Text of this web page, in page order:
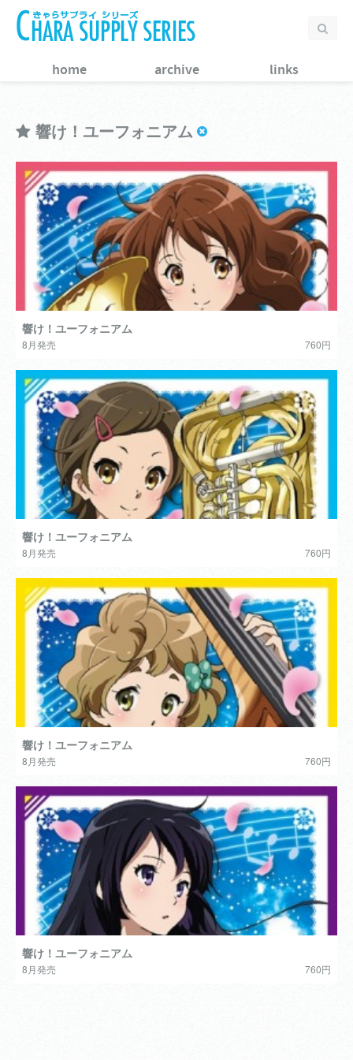
home archive links
響け！ユーフォニアム
響け！ユーフォニアム
8月発売 760円
響け！ユーフォニアム
8月発売 760円
響け！ユーフォニアム
8月発売 760円
響け！ユーフォニアム
8月発売 760円